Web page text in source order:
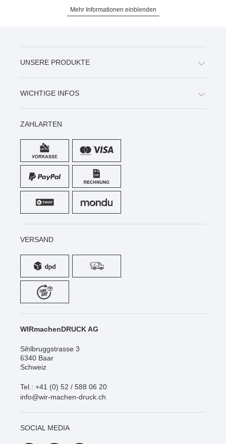
Mehr Informationen einblenden
UNSERE PRODUKTE
WICHTIGE INFOS
ZAHLARTEN
VERSAND
WIRmachenDRUCK AG
Sihlbruggstrasse 3
6340 Baar
Schweiz
Tel.: +41 (0) 52 / 588 06 20
info@wir-machen-druck.ch
SOCIAL MEDIA